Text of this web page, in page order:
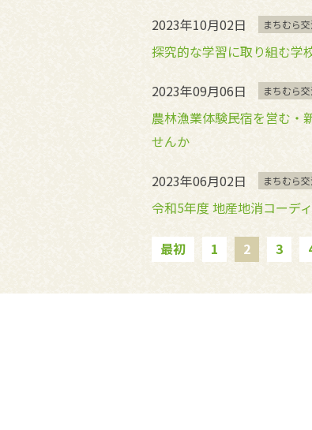
2023年10月02日 まちむら
探究的な学習に取り組む学
2023年09月06日 まちむら
農林漁業体験民宿を営む・
せんか
2023年06月02日 まちむら
令和5年度 地産地消コーデ
最初 1 2 3